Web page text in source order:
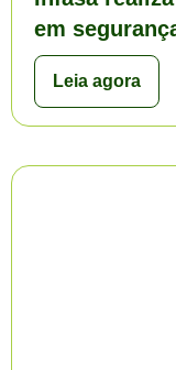
em
Leia agora